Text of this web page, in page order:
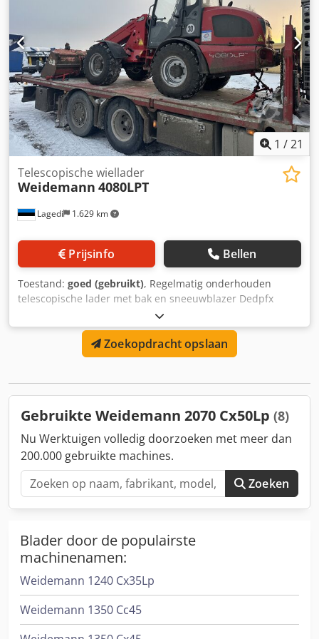
1 /21
Lagedi 1.629 km
Telescopische wiellader
Weidemann 4080LPT
Prijsinfo Bellen
Toestand: goed (gebruikt), Regelmatig onderhouden
telescopische lader met bak en sneeuwblazer Dedpfx
Zoekopdracht opslaan
Gebruikte Weidemann 2070 Cx50Lp (8)
Nu Werktuigen volledig doorzoeken met meer dan
200.000 gebruikte machines.
Zoeken
Blader door de populairste
machinenamen:
Weidemann 1240 Cx35Lp
Weidemann 1350 Cc45